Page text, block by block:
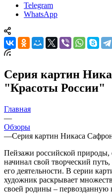
Telegram
WhatsApp
Серия картин
"Красоты России"
Главная
—
Обзоры
—Серия картин Никаса
Пейзажи российской
начинал свой творческий
его деятельности. В серии
художник раскрывает
своей родины – первозданную